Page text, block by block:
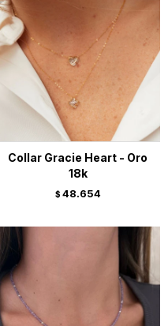
Collar Gracie Heart - Oro
18k
$ 48.654